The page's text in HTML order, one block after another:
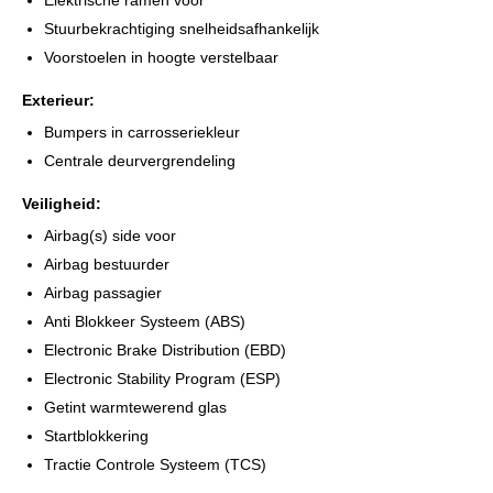
Stuurbekrachtiging snelheidsafhankelijk
Voorstoelen in hoogte verstelbaar
Exterieur:
Bumpers in carrosseriekleur
Centrale deurvergrendeling
Veiligheid:
Airbag(s) side voor
Airbag bestuurder
Airbag passagier
Anti Blokkeer Systeem (ABS)
Electronic Brake Distribution (EBD)
Electronic Stability Program (ESP)
Getint warmtewerend glas
Startblokkering
Tractie Controle Systeem (TCS)